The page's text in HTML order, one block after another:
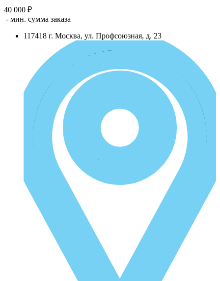
40 000 ₽
- мин. сумма заказа
117418 г. Москва, ул. Профсоюзная, д. 23